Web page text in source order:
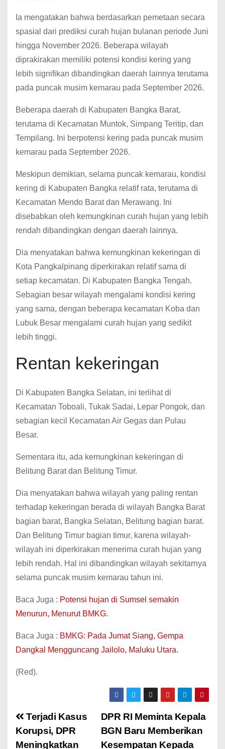
Ia mengatakan bahwa berdasarkan pemetaan secara
spasial dari prediksi curah hujan bulanan periode Juni
hingga November 2026. Beberapa wilayah
diprakirakan memiliki potensi kondisi kering yang
lebih signifikan dibandingkan daerah lainnya terutama
pada puncak musim kemarau pada September 2026.
Beberapa daerah di Kabupaten Bangka Barat,
terutama di Kecamatan Muntok, Simpang Teritip, dan
Tempilang. Ini berpotensi kering pada puncak musim
kemarau pada September 2026.
Meskipun demikian, selama puncak kemarau, kondisi
kering di Kabupaten Bangka relatif rata, terutama di
Kecamatan Mendo Barat dan Merawang. Ini
disebabkan oleh kemungkinan curah hujan yang lebih
rendah dibandingkan dengan daerah lainnya.
Dia menyatakan bahwa kemungkinan kekeringan di
Kota Pangkalpinang diperkirakan relatif sama di
setiap kecamatan. Di Kabupaten Bangka Tengah.
Sebagian besar wilayah mengalami kondisi kering
yang sama, dengan beberapa kecamatan Koba dan
Lubuk Besar mengalami curah hujan yang sedikit
lebih tinggi.
Rentan kekeringan
Di Kabupaten Bangka Selatan, ini terlihat di
Kecamatan Toboali, Tukak Sadai, Lepar Pongok, dan
sebagian kecil Kecamatan Air Gegas dan Pulau
Besar.
Sementara itu, ada kemungkinan kekeringan di
Belitung Barat dan Belitung Timur.
Dia menyatakan bahwa wilayah yang paling rentan
terhadap kekeringan berada di wilayah Bangka Barat
bagian barat, Bangka Selatan, Belitung bagian barat.
Dan Belitung Timur bagian timur, karena wilayah-
wilayah ini diperkirakan menerima curah hujan yang
lebih rendah. Hal ini dibandingkan wilayah sekitarnya
selama puncak musim kemarau tahun ini.
Baca Juga : Potensi hujan di Sumsel semakin
Menurun, Menurut BMKG.
Baca Juga : BMKG: Pada Jumat Siang, Gempa
Dangkal Mengguncang Jailolo, Maluku Utara.
(Red).
DPR RI Meminta Kepala
BGN Baru Memberikan
Kesempatan Kepada
Terjadi Kasus
Korupsi, DPR
Meningkatkan